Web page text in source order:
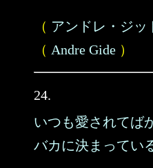
（ アンドレ・ジッ
（ Andre Gide ）
24.
いつも愛されてば
バカに決まってい